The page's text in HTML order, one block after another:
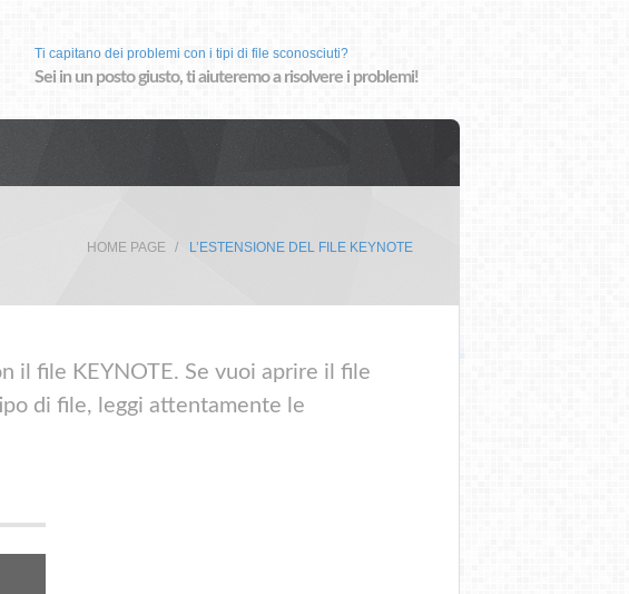
Ti capitano dei problemi con i tipi di file sconosciuti?
Sei in un posto giusto, ti aiuteremo a risolvere i problemi!
HOME PAGE L’ESTENSIONE DEL FILE KEYNOTE
il file KEYNOTE. Se vuoi aprire il file
di file, leggi attentamente le